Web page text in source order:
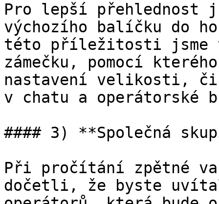
Pro lepší přehlednost
výchozího balíčku do
této příležitosti jsme
zámečku, pomocí
nastavení velikosti,
v chatu a operátorské
#### 3) **Společná
Při pročítání zpětné
dočetli, že byste